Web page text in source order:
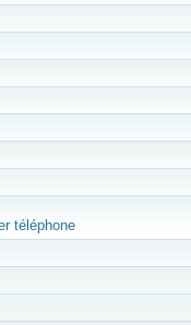
téléphone